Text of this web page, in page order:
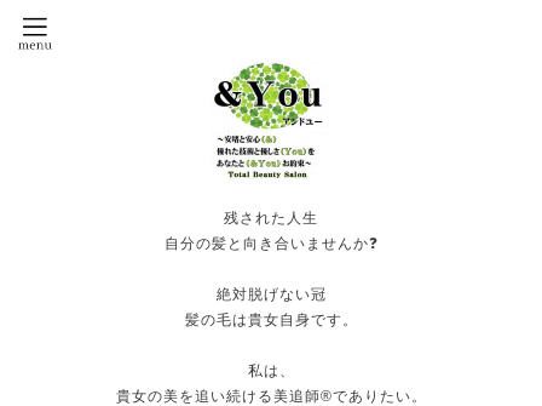
残された人生
自分の髪と向き合いませんか❓
絶対脱げない冠
髪の毛は貴女自身です。
私は、
貴女の美を追い続ける美追師®️でありたい。